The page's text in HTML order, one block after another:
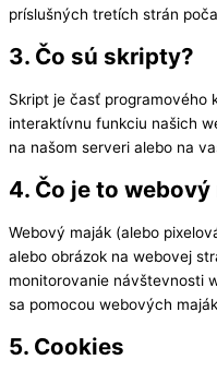
príslušných tretích strán
3. Čo sú skripty?
Skript je časť programového
interaktívnu funkciu našich
na našom serveri alebo na
4. Čo je to webový
Webový maják (alebo
alebo obrázok na webovej
monitorovanie návštevnosti
sa pomocou webových
5. Cookies